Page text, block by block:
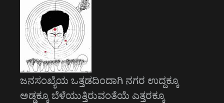
ಜನಸಂಖ್ಯೆಯ ಒತ್ತಡದಿಂದಾಗಿ ನಗರ ಉದ್ದಕ್ಕೂ
ಅಡ್ಡಕ್ಕೂ ಬೆಳೆಯುತ್ತಿರುವಂತೆಯೆ ಎತ್ತರಕ್ಕೂ